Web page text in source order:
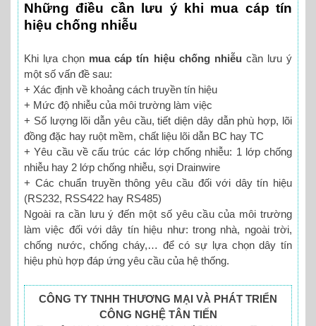
Những điều cần lưu ý khi mua cáp tín
hiệu chống nhiễu
Khi lựa chọn mua cáp tín hiệu chống nhiễu cần lưu ý
một số vấn đề sau:
+ Xác định về khoảng cách truyền tín hiệu
+ Mức độ nhiễu của môi trường làm việc
+ Số lượng lõi dẫn yêu cầu, tiết diện dây dẫn phù hợp, lõi
đồng đặc hay ruột mềm, chất liệu lõi dẫn BC hay TC
+ Yêu cầu về cấu trúc các lớp chống nhiễu: 1 lớp chống
nhiễu hay 2 lớp chống nhiễu, sợi Drainwire
+ Các chuẩn truyền thông yêu cầu đối với dây tín hiệu
(RS232, RSS422 hay RS485)
Ngoài ra cần lưu ý đến một số yêu cầu của môi trường
làm việc đối với dây tín hiệu như: trong nhà, ngoài trời,
chống nước, chống cháy,… để có sự lựa chọn dây tín
hiệu phù hợp đáp ứng yêu cầu của hệ thống.
CÔNG TY TNHH THƯƠNG MẠI VÀ PHÁT TRIỂN
CÔNG NGHỆ TÂN TIẾN